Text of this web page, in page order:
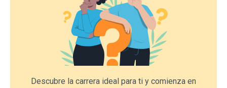
Descubre la carrera ideal para ti y comienza en